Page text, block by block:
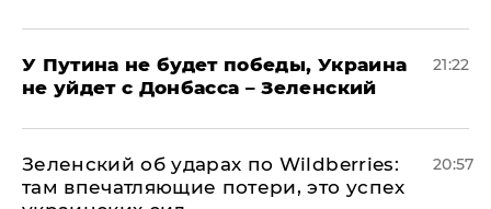
У Путина не будет победы, Украина
не уйдет с Донбасса – Зеленский
21:22
Зеленский об ударах по Wildberries:
там впечатляющие потери, это успех
20:57